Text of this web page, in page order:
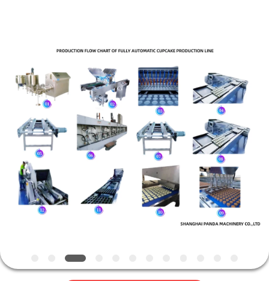
HAUS
PRODUKTE
ÜBER
UNS
FABRIK-
AUSFLUG
QUALITÄTSKONTROLLE